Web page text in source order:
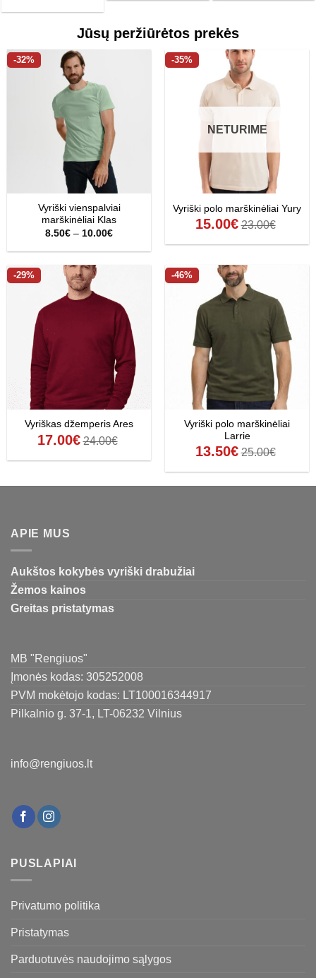
Jūsų peržiūrėtos prekės
-32%
Vyriški vienspalviai
marškinėliai Klas
8.50€ – 10.00€Price
8.50€
-35%
NETURIME
Vyriški polo marškinėliai Yury
15.00€ 23.00€
-29%
Vyriškas džemperis Ares
17.00€ 24.00€
-46%
Vyriški polo marškinėliai
Larrie
13.50€ 25.00€
APIE MUS
Aukštos kokybės vyriški drabužiai
Žemos kainos
Greitas pristatymas
MB "Rengiuos"
Įmonės kodas: 305252008
PVM mokėtojo kodas: LT100016344917
Pilkalnio g. 37-1, LT-06232 Vilnius
info@rengiuos.lt
PUSLAPIAI
Privatumo politika
Pristatymas
Parduotuvės naudojimo sąlygos